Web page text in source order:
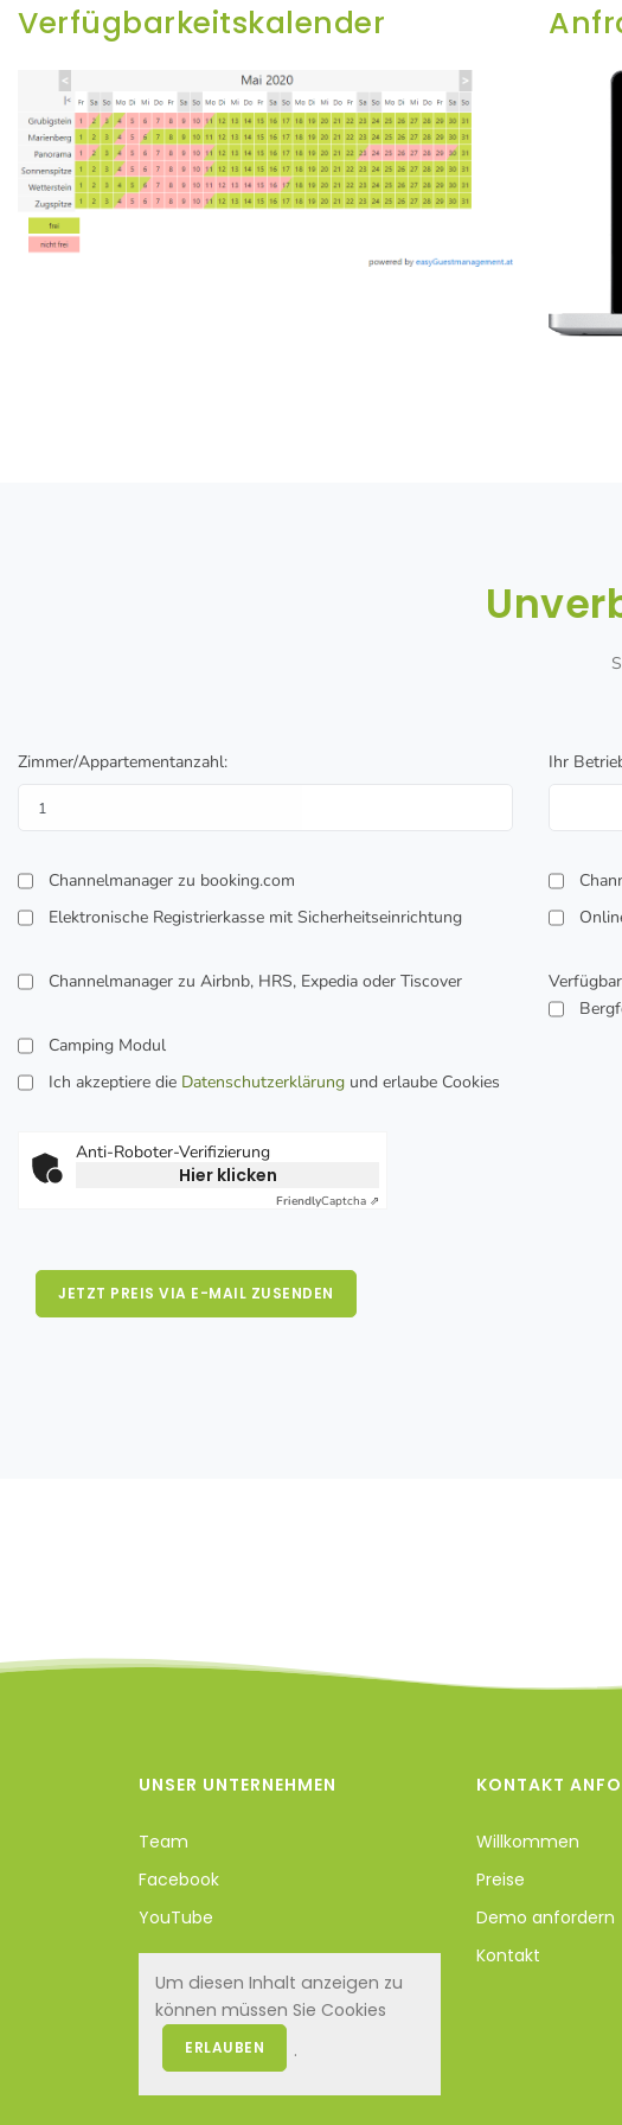
Verfügbarkeitskalender
Zimmer/Appartementanzahl: Ihr
Channelmanager zu booking.com
Elektronische Registrierkasse mit Sicherheitseinrichtung
Channelmanager zu Airbnb, HRS, Expedia oder Tiscover
Camping Modul
Ich akzeptiere die Datenschutzerklärung und erlaube Cookies
Anti-Roboter-Verifizierung
Hier klicken
FriendlyCaptcha ⇗
UNSER UNTERNEHMEN
Team
Facebook
YouTube
Um diesen Inhalt anzeigen zu
können müssen Sie Cookies
ERLAUBEN .
KONTAKT
Willkommen
Preise
Demo anfordern
Kontakt